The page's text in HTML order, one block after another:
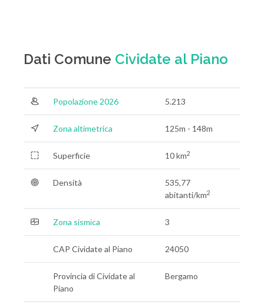
Dati Comune Cividate al Piano
Popolazione 2026 5.213
Zona altimetrica 125m - 148m
Superficie 10 km2
Densità
535,77
abitanti/km2
Zona sismica 3
CAP Cividate al Piano 24050
Provincia di Cividate al
Piano
Bergamo